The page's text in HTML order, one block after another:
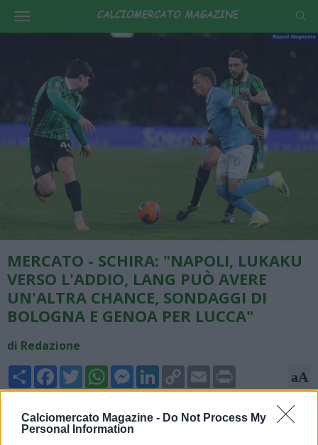
Calciomercato Magazine - Do Not Process My
Personal Information
MERCATO - SCHIRA: "NAPOLI, LUKAKU
VERSO L'ADDIO, LANG PUÒ AVERE
UN'ALTRA CHANCE, SONDAGGI DI
BOLOGNA E GENOA PER LUCCA"
di Redazione
Share FacebookTwitterWhatsAppMessengerLinkedInCopy
Link
Email aA
Nicolò Schira, giornalista ed esperto di mercato, ha parlato